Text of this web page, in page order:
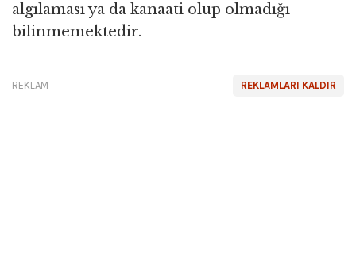
algılaması ya da kanaati olup olmadığı
bilinmemektedir.
REKLAMLARI KALDIR
REKLAM